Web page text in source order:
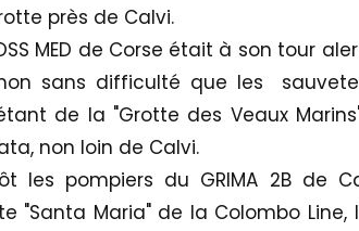
près de Calvi.
MED de Corse était à son tour
sans difficulté que les
de la "Grotte des Veaux
non loin de Calvi.
les pompiers du GRIMA 2B de
"Santa Maria" de la Colombo